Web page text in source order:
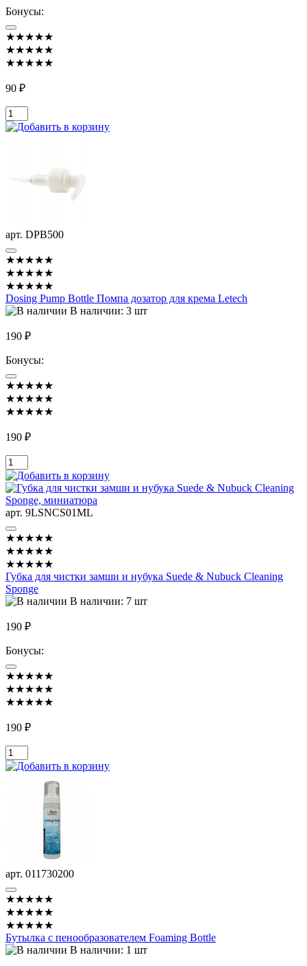
Бонусы:
★★★★★
★★★★★
★★★★★
90 ₽
арт. DPB500
★★★★★
★★★★★
★★★★★
Dosing Pump Bottle Помпа дозатор для крема Letech
В наличии: 3 шт
190 ₽
Бонусы:
★★★★★
★★★★★
★★★★★
190 ₽
арт. 9LSNCS01ML
★★★★★
★★★★★
★★★★★
Губка для чистки замши и нубука Suede & Nubuck Cleaning
Sponge
В наличии: 7 шт
190 ₽
Бонусы:
★★★★★
★★★★★
★★★★★
190 ₽
арт. 011730200
★★★★★
★★★★★
★★★★★
Бутылка с пенообразователем Foaming Bottle
В наличии: 1 шт